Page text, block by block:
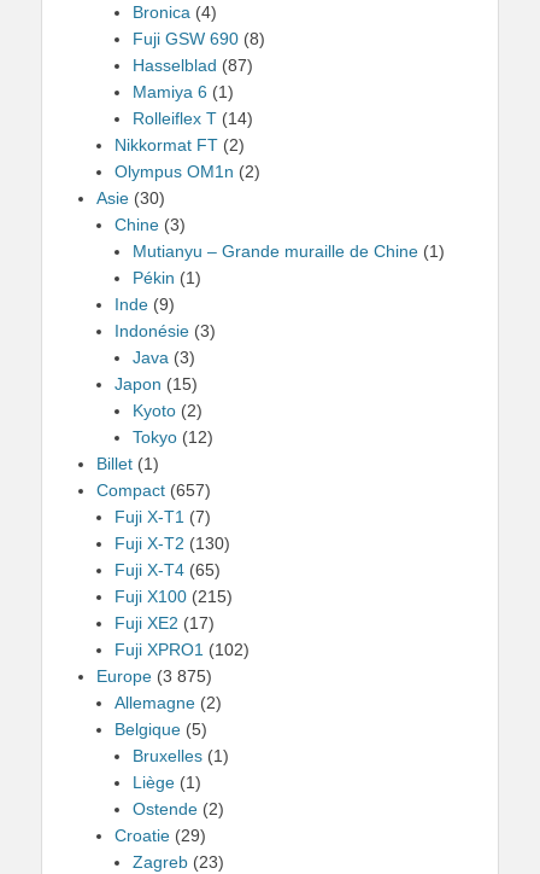
Bronica (4)
Fuji GSW 690 (8)
Hasselblad (87)
Mamiya 6 (1)
Rolleiflex T (14)
Nikkormat FT (2)
Olympus OM1n (2)
Asie (30)
Chine (3)
Mutianyu – Grande muraille de Chine (1)
Pékin (1)
Inde (9)
Indonésie (3)
Java (3)
Japon (15)
Kyoto (2)
Tokyo (12)
Billet (1)
Compact (657)
Fuji X-T1 (7)
Fuji X-T2 (130)
Fuji X-T4 (65)
Fuji X100 (215)
Fuji XE2 (17)
Fuji XPRO1 (102)
Europe (3 875)
Allemagne (2)
Belgique (5)
Bruxelles (1)
Liège (1)
Ostende (2)
Croatie (29)
Zagreb (23)